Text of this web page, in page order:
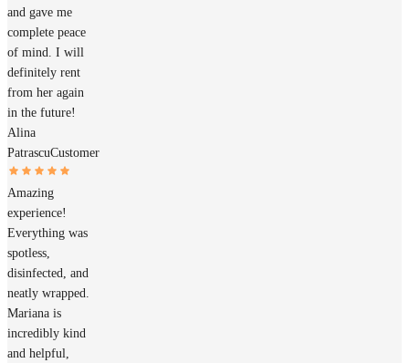
and gave me
complete peace
of mind. I will
definitely rent
from her again
in the future!
Alina
PatrascuCustomer
Amazing
experience!
Everything was
spotless,
disinfected, and
neatly wrapped.
Mariana is
incredibly kind
and helpful,